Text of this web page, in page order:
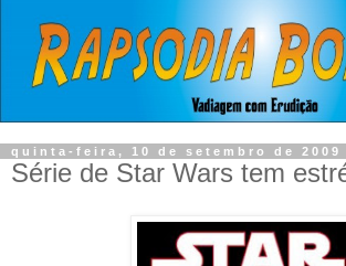
quinta-feira, 10 de setembro de 2009
Série de Star Wars tem